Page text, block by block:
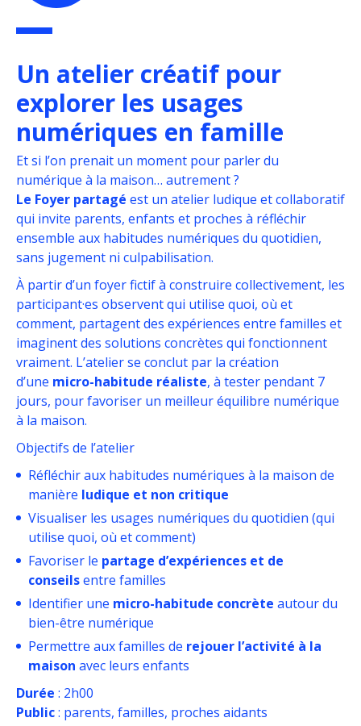
Un atelier créatif pour
explorer les usages
numériques en famille
Et si l’on prenait un moment pour parler du
numérique à la maison… autrement ?
Le Foyer partagé est un atelier ludique et collaboratif
qui invite parents, enfants et proches à réfléchir
ensemble aux habitudes numériques du quotidien,
sans jugement ni culpabilisation.
À partir d’un foyer fictif à construire collectivement, les
participant·es observent qui utilise quoi, où et
comment, partagent des expériences entre familles et
imaginent des solutions concrètes qui fonctionnent
vraiment. L’atelier se conclut par la création
d’une micro-habitude réaliste, à tester pendant 7
jours, pour favoriser un meilleur équilibre numérique
à la maison.
Objectifs de l’atelier
Réfléchir aux habitudes numériques à la maison de
manière ludique et non critique
Visualiser les usages numériques du quotidien (qui
utilise quoi, où et comment)
Favoriser le partage d’expériences et de
conseilsentre familles
Identifier une micro-habitude concrète autour du
bien-être numérique
Permettre aux familles de rejouer l’activité à la
maison avec leurs enfants
Durée : 2h00
Public: parents, familles, proches aidants